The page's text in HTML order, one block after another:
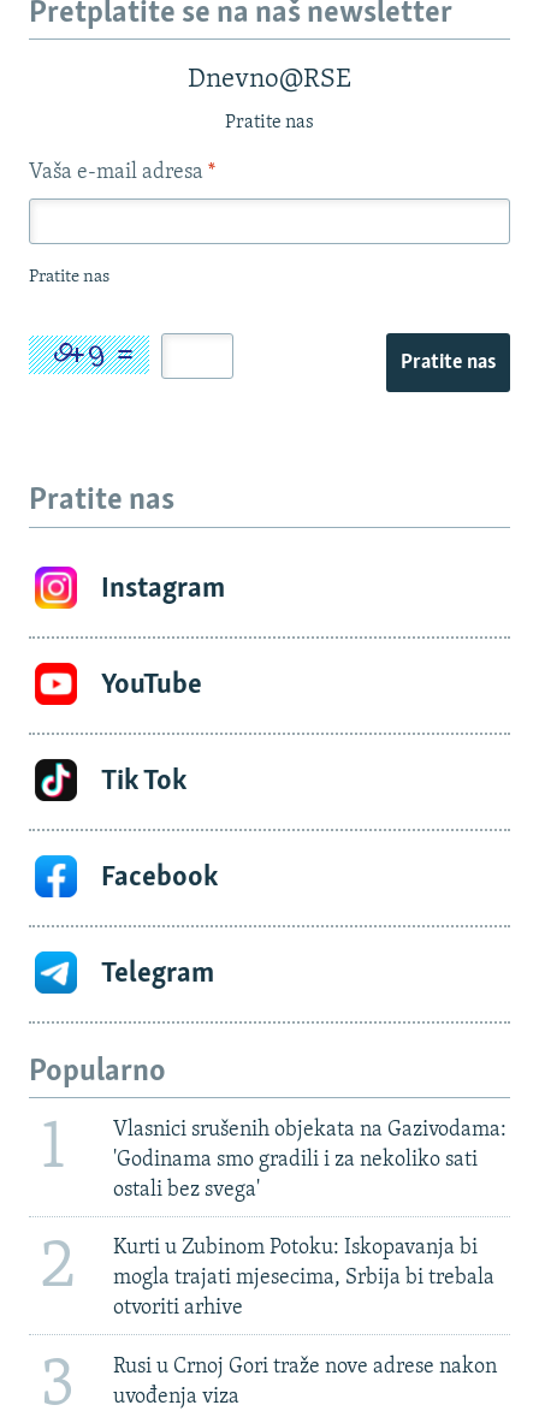
Pretplatite se na naš newsletter
Dnevno@RSE
Pratite nas
Vaša e-mail adresa *
Pratite nas
Pratite nas
Pratite nas
Instagram
YouTube
Tik Tok
Facebook
Telegram
Popularno
1
Vlasnici srušenih objekata na Gazivodama:
'Godinama smo gradili i za nekoliko sati
ostali bez svega'
2
Kurti u Zubinom Potoku: Iskopavanja bi
mogla trajati mjesecima, Srbija bi trebala
otvoriti arhive
3
Rusi u Crnoj Gori traže nove adrese nakon
uvođenja viza